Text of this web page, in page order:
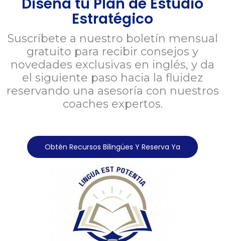
Estratégico
Suscríbete a nuestro boletín mensual
gratuito para recibir consejos y
novedades exclusivas en inglés, y da
el siguiente paso hacia la fluidez
reservando una asesoría con nuestros
coaches expertos.
Obtén Recursos Bilingües Y Reserva Ya